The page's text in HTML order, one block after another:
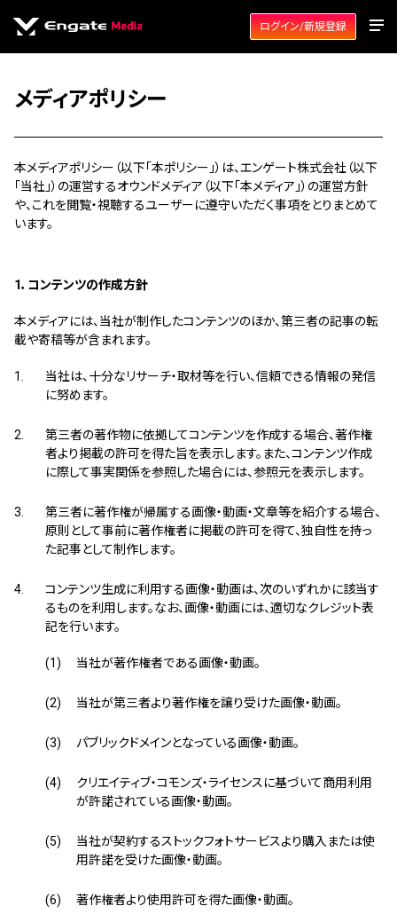
ログイン/新規登録
メディアポリシー
本メディアポリシー（以下「本ポリシー」）は、エンゲート株式会社（以下
「当社」）の運営するオウンドメディア（以下「本メディア」）の運営方針
や、これを閲覧・視聴するユーザーに遵守いただく事項をとりまとめて
います。
1．コンテンツの作成方針
本メディアには、当社が制作したコンテンツのほか、第三者の記事の転
載や寄稿等が含まれます。
当社は、十分なリサーチ・取材等を行い、信頼できる情報の発信
に努めます。
第三者の著作物に依拠してコンテンツを作成する場合、著作権
者より掲載の許可を得た旨を表示します。また、コンテンツ作成
に際して事実関係を参照した場合には、参照元を表示します。
第三者に著作権が帰属する画像・動画・文章等を紹介する場合、
原則として事前に著作権者に掲載の許可を得て、独自性を持っ
た記事として制作します。
コンテンツ生成に利用する画像・動画は、次のいずれかに該当す
るものを利用します。なお、画像・動画には、適切なクレジット表
記を行います。
当社が著作権者である画像・動画。
当社が第三者より著作権を譲り受けた画像・動画。
パブリックドメインとなっている画像・動画。
クリエイティブ・コモンズ・ライセンスに基づいて商用利用
が許諾されている画像・動画。
当社が契約するストックフォトサービスより購入または使
用許諾を受けた画像・動画。
著作権者より使用許可を得た画像・動画。